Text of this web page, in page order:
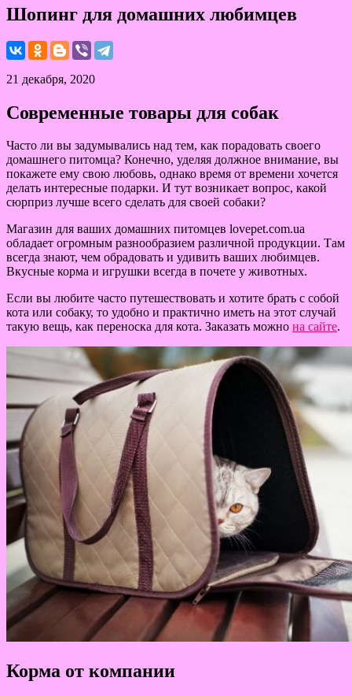
Шопинг для домашних любимцев
21 декабря, 2020
Современные товары для собак
Часто ли вы задумывались над тем, как порадовать своего
домашнего питомца? Конечно, уделяя должное внимание, вы
покажете ему свою любовь, однако время от времени хочется
делать интересные подарки. И тут возникает вопрос, какой
сюрприз лучше всего сделать для своей собаки?
Магазин для ваших домашних питомцев lovepet.com.ua
обладает огромным разнообразием различной продукции. Там
всегда знают, чем обрадовать и удивить ваших любимцев.
Вкусные корма и игрушки всегда в почете у животных.
Если вы любите часто путешествовать и хотите брать с собой
кота или собаку, то удобно и практично иметь на этот случай
такую вещь, как переноска для кота. Заказать можно на сайте.
Корма от компании